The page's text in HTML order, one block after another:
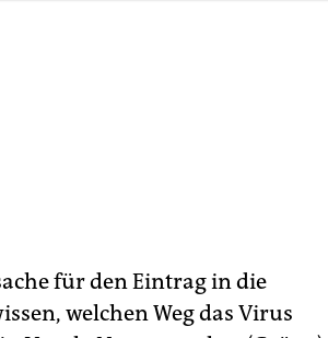
für den Eintrag in die
welchen Weg das Virus